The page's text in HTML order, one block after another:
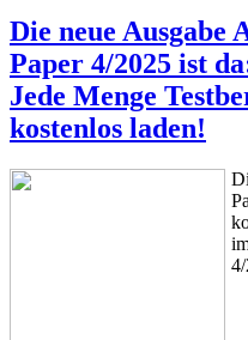
Die neue
Paper 4/2025 ist
Jede Menge
kostenlos laden!